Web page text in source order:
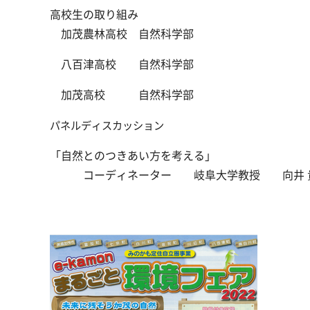
高校生の取り組み
加茂農林高校 自然科学部
八百津高校 自然科学部
加茂高校 自然科学部
パネルディスカッション
「自然とのつきあい方を考える」
コーディネーター 岐阜大学教授 向井